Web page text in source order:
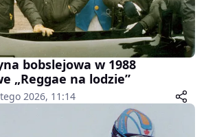
bobslejowa w 1988
„Reggae na lodzie”
2026, 11:14